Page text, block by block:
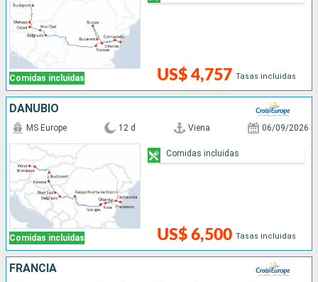
Comidas incluidas US$ 4,757 Tasas incluidas
DANUBIO
Comidas incluidas
MS Europe 12 d Viena 06/09/2026
US$ 6,500 Tasas incluidas
Comidas incluidas
FRANCIA